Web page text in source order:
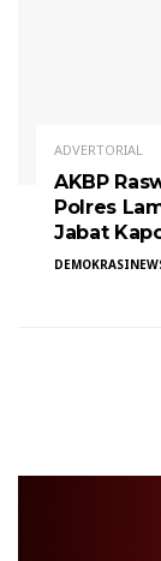
ADVERTORIAL
AKBP
Polres
Jabat